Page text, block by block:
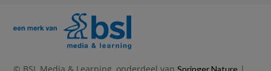
Springer Nature